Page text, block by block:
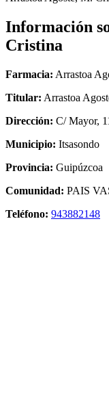
Información
Cristina
Farmacia: Arrastoa
Titular: Arrastoa
Dirección: C/ Mayor,
Municipio: Itsasondo
Provincia: Guipúzcoa
Comunidad: PAIS
Teléfono: 943882148